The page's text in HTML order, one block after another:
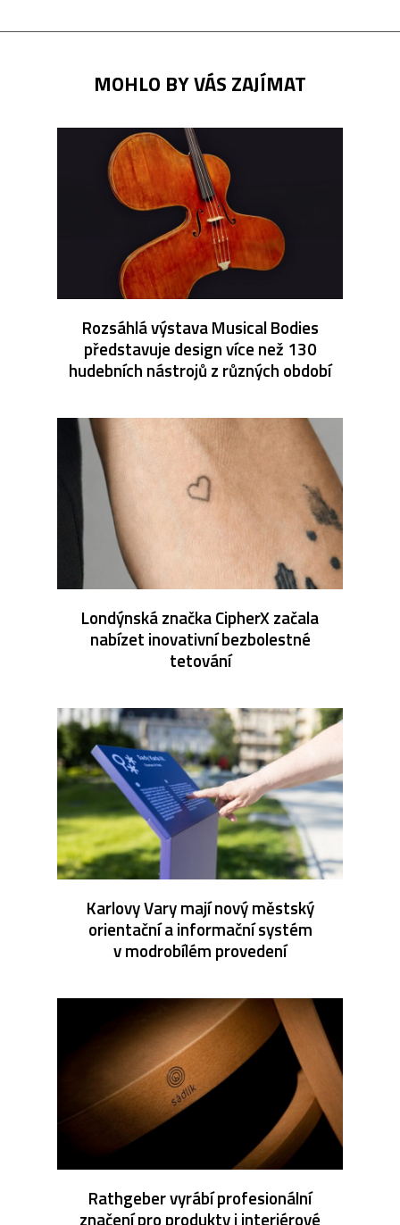
MOHLO BY VÁS ZAJÍMAT
Rozsáhlá výstava Musical Bodies
představuje design více než 130
hudebních nástrojů z různých období
Londýnská značka CipherX začala
nabízet inovativní bezbolestné
tetování
Karlovy Vary mají nový městský
orientační a informační systém
v modrobílém provedení
Rathgeber vyrábí profesionální
značení pro produkty i interiérové